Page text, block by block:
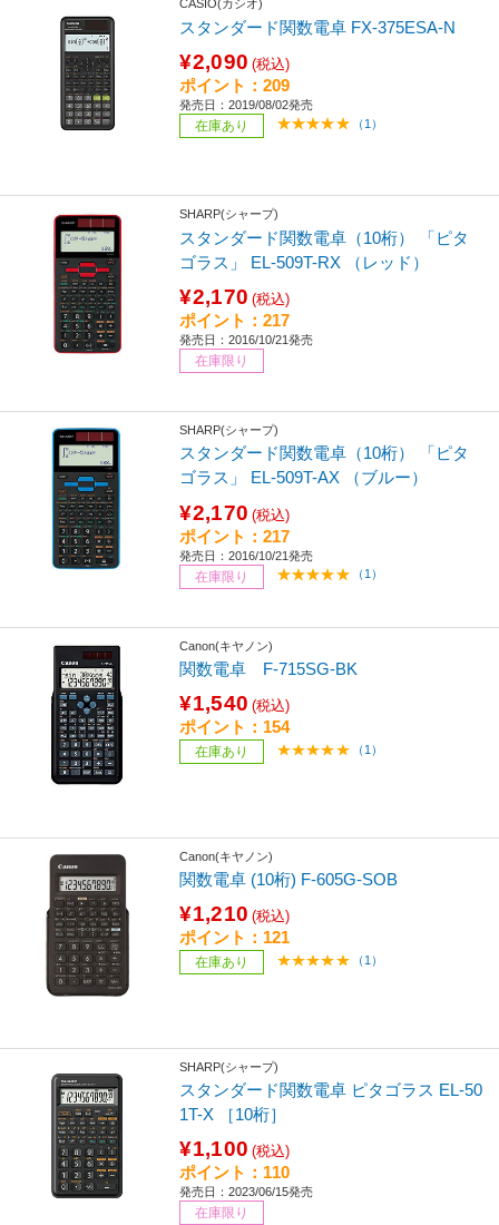
CASIO(カシオ)
スタンダード関数電卓 FX-375ESA-N
¥2,090 (税込)
ポイント：209
発売日：2019/08/02発売
在庫あり （1）
SHARP(シャープ)
スタンダード関数電卓（10桁） 「ピタ
ゴラス」 EL-509T-RX （レッド）
¥2,170 (税込)
ポイント：217
発売日：2016/10/21発売
在庫限り
SHARP(シャープ)
スタンダード関数電卓（10桁） 「ピタ
ゴラス」 EL-509T-AX （ブルー）
¥2,170 (税込)
ポイント：217
発売日：2016/10/21発売
在庫限り （1）
Canon(キヤノン)
関数電卓 F-715SG-BK
¥1,540 (税込)
ポイント：154
在庫あり （1）
Canon(キヤノン)
関数電卓 (10桁) F-605G-SOB
¥1,210 (税込)
ポイント：121
在庫あり （1）
SHARP(シャープ)
スタンダード関数電卓 ピタゴラス EL-50
1T-X ［10桁］
¥1,100 (税込)
ポイント：110
発売日：2023/06/15発売
在庫限り